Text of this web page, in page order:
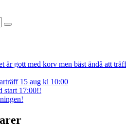
Sök
är gott med korv men bäst ändå att
15 aug kl 10:00
start 17:00!!